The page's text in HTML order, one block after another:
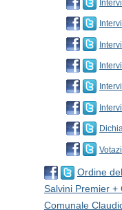
Ordine
Salvini Premier +
Comunale